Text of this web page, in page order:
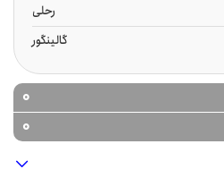
رحلی
گالینگور
0
0